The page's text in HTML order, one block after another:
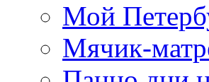
Мой
Мячик-